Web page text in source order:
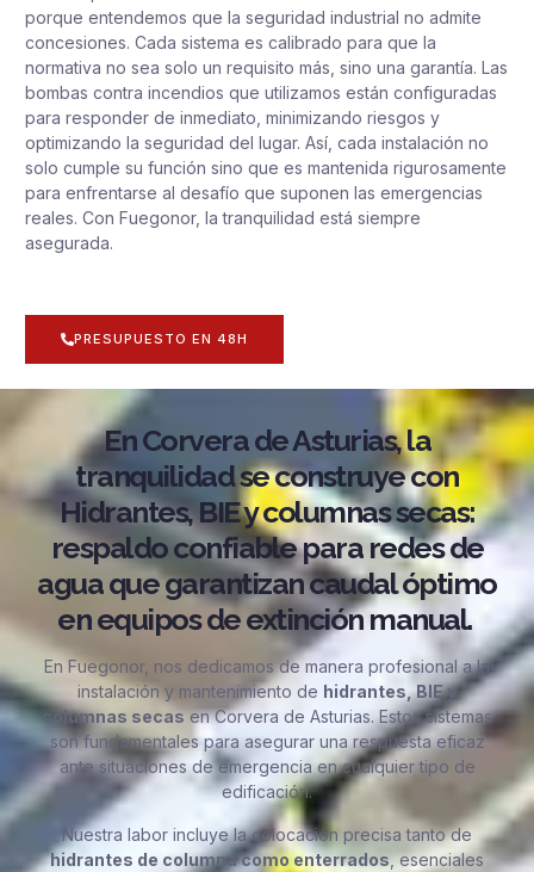
porque entendemos que la seguridad industrial no admite
concesiones. Cada sistema es calibrado para que la
normativa no sea solo un requisito más, sino una garantía. Las
bombas contra incendios que utilizamos están configuradas
para responder de inmediato, minimizando riesgos y
optimizando la seguridad del lugar. Así, cada instalación no
solo cumple su función sino que es mantenida rigurosamente
para enfrentarse al desafío que suponen las emergencias
reales. Con Fuegonor, la tranquilidad está siempre
asegurada.
PRESUPUESTO EN 48H
En Corvera de Asturias, la
tranquilidad se construye con
Hidrantes, BIE y columnas secas:
respaldo confiable para redes de
agua que garantizan caudal óptimo
en equipos de extinción manual.
En Fuegonor, nos dedicamos de manera profesional a la
instalación y mantenimiento de hidrantes, BIE y
columnas secasen Corvera de Asturias. Estos sistemas
son fundamentales para asegurar una respuesta eficaz
ante situaciones de emergencia en cualquier tipo de
edificación.
Nuestra labor incluye la colocación precisa tanto de
hidrantes de columna como enterrados, esenciales